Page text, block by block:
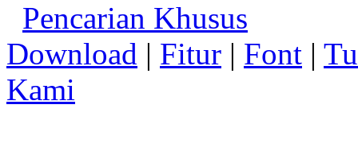
Pencarian Khusus
Download | Fitur | Font |
Kami